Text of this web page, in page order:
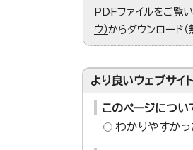
PDFファイルをご覧
ウ）からダウンロード（
より良いウェブサイ
このページにつ
わかりやすかっ